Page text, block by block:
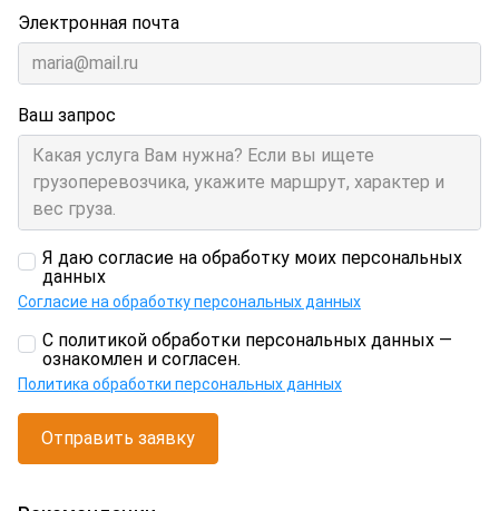
Электронная почта
Ваш запрос
Я даю согласие на обработку моих персональных
данных
Согласие на обработку персональных данных
С политикой обработки персональных данных —
ознакомлен и согласен.
Политика обработки персональных данных
Отправить заявку